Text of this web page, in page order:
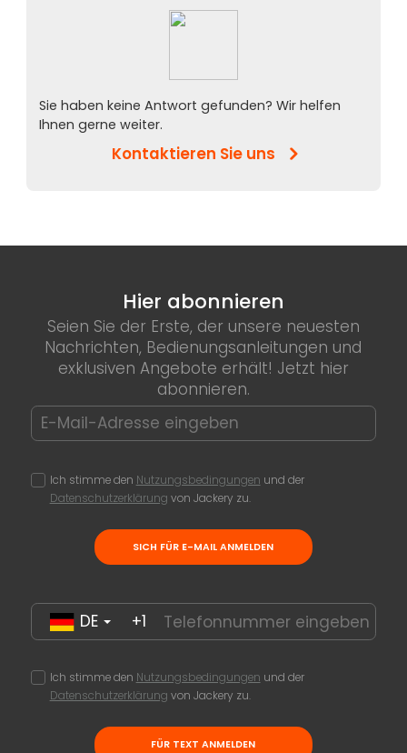
Sie haben keine Antwort gefunden? Wir helfen
Ihnen gerne weiter.
Kontaktieren Sie uns
Hier abonnieren
Seien Sie der Erste, der unsere neuesten
Nachrichten, Bedienungsanleitungen und
exklusiven Angebote erhält! Jetzt hier
abonnieren.
Ich stimme den Nutzungsbedingungen und der
Datenschutzerklärung von Jackery zu.
SICH FÜR E-MAIL ANMELDEN
DE +1
Ich stimme den Nutzungsbedingungen und der
Datenschutzerklärung von Jackery zu.
FÜR TEXT ANMELDEN